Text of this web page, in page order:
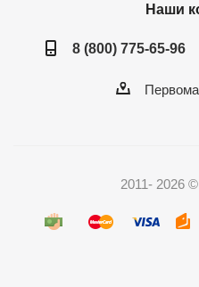
Наши
8 (800) 775-65-96
2011- 2026